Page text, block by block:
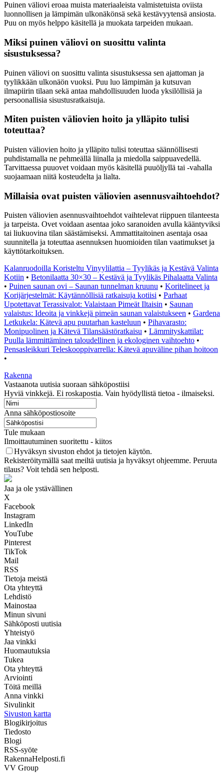
Puinen väliovi eroaa muista materiaaleista valmistetuista oviista
luonnollisen ja lämpimän ulkonäkönsä sekä kestävyytensä ansiosta.
Puu on myös helppo käsitellä ja muokata tarpeiden mukaan.
Miksi puinen väliovi on suosittu valinta
sisustuksessa?
Puinen väliovi on suosittu valinta sisustuksessa sen ajattoman ja
tyylikkään ulkonäön vuoksi. Puu luo lämpimän ja kutsuvan
ilmapiirin tilaan sekä antaa mahdollisuuden luoda yksilöllisiä ja
persoonallisia sisustusratkaisuja.
Miten puisten väliovien hoito ja ylläpito tulisi
toteuttaa?
Puisten väliovien hoito ja ylläpito tulisi toteuttaa säännöllisesti
puhdistamalla ne pehmeällä liinalla ja miedolla saippuavedellä.
Tarvittaessa puuovet voidaan myös käsitellä puuöljyllä tai -vahalla
suojaamaan niitä kosteudelta ja lialta.
Millaisia ovat puisten väliovien asennusvaihtoehdot?
Puisten väliovien asennusvaihtoehdot vaihtelevat riippuen tilanteesta
ja tarpeista. Ovet voidaan asentaa joko saranoiden avulla kääntyviksi
tai liukuovina tilan säästämiseksi. Ammattitaitoinen asentaja osaa
suunnitella ja toteuttaa asennuksen huomioiden tilan vaatimukset ja
käyttötarkoituksen.
Kalanruodoilla Koristeltu Vinyylilattia – Tyylikäs ja Kestävä Valinta
Kotiin • Betonilaatta 30×30 – Kestävä ja Tyylikäs Pihalaatta Valinta
• Puinen saunan ovi – Saunan tunnelman kruunu • Koritelineet ja
Korijärjestelmät: Käytännöllisiä ratkaisuja kotiisi • Parhaat
Upotettavat Terassivalot: Valaistaan Pimeät Iltaisin • Saunan
valaistus: Ideoita ja vinkkejä pimeän saunan valaistukseen • Gardena
Letkukela: Kätevä apu puutarhan kasteluun • Pihavarasto:
Monipuolinen ja Kätevä Tilansäästöratkaisu • Lämmityskattilat:
Puulla lämmittäminen taloudellinen ja ekologinen vaihtoehto •
Pensasleikkuri Teleskooppivarrella: Kätevä apuväline pihan hoitoon
•
Rakenna
Vastaanota uutisia suoraan sähköpostiisi
Hyviä vinkkejä. Ei roskapostia. Vain hyödyllistä tietoa - ilmaiseksi.
Anna sähköpostiosoite
Tule mukaan
Ilmoittautuminen suoritettu - kiitos
Hyväksyn sivuston ehdot ja tietojen käytön.
Rekisteröitymällä saat meiltä uutisia ja hyväksyt ohjeemme. Peruuta
tilaus? Voit tehdä sen helposti.
Jaa ja ole ystävällinen
X
Facebook
Instagram
LinkedIn
YouTube
Pinterest
TikTok
Mail
RSS
Tietoja meistä
Ota yhteyttä
Lehdistö
Mainostaa
Minun sivuni
Sähköposti uutisia
Yhteistyö
Jaa vinkki
Huomautuksia
Tukea
Ota yhteyttä
Arviointi
Töitä meillä
Anna vinkki
Sivulinkit
Sivuston kartta
Blogikirjoitus
Tiedosto
Blogi
RSS-syöte
RakennaHelposti.fi
VV Group